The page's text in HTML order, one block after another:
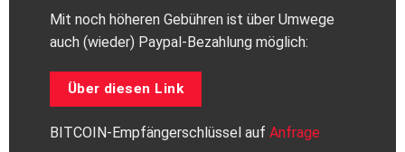
Mit noch höheren Gebühren ist über Umwege
auch (wieder) Paypal-Bezahlung möglich:
Über diesen Link
BITCOIN-Empfängerschlüssel auf Anfrage